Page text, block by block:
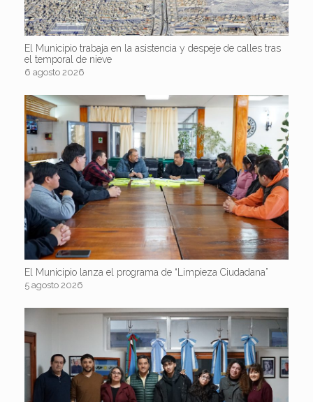
El Municipio trabaja en la asistencia y despeje de calles tras
el temporal de nieve
6 agosto 2026
El Municipio lanza el programa de “Limpieza Ciudadana”
5 agosto 2026